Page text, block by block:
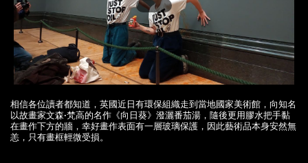
相信各位讀者都知道，英國近日有環保組織走到當地國家美術館，向知名
以故畫家文森·梵高的名作《向日葵》潑灑番茄湯，隨後更用膠水把手黏
在畫作下方的牆，幸好畫作表面有一層玻璃保護，因此藝術品本身安然無
恙，只有畫框輕微受損。